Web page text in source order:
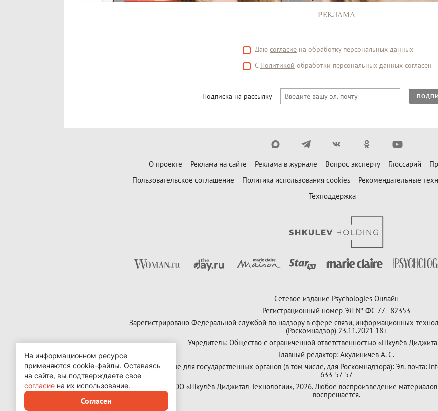
РЕКЛАМА
Даю согласие на обработку персональных данных
С Политикой обработки персональных данных согласен
Подписка на рассылку
О проекте Реклама на сайте Реклама в журнале Вопрос эксперту Глоссарий
Пользовательское соглашение
Политика использования cookies Рекомендательные
Техподдержка
Сетевое издание Psychologies Онлайн
Регистрационный номер ЭЛ № ФС 77 - 82353
Зарегистрировано Федеральной службой по надзору в сфере связи, информационных
(Роскомнадзор) 23.11.2021 18+
Учредитель: Общество с ограниченной ответственностью «Шкулёв
Главный редактор: Акулиничев А. С.
Контактные данные для государственных органов (в том числе, для Роскомнадзора): Эл. почта:
633-57-57
Copyright (с) ООО «Шкулёв Диджитал Технологии», 2026. Любое воспроизведение
воспрещается.
На информационном ресурсе
применяются cookie-файлы. Оставаясь
на сайте, вы подтверждаете свое
согласие на их использование.
Согласен